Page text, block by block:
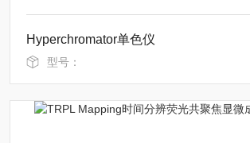
Hyperchromator单色仪
型号：